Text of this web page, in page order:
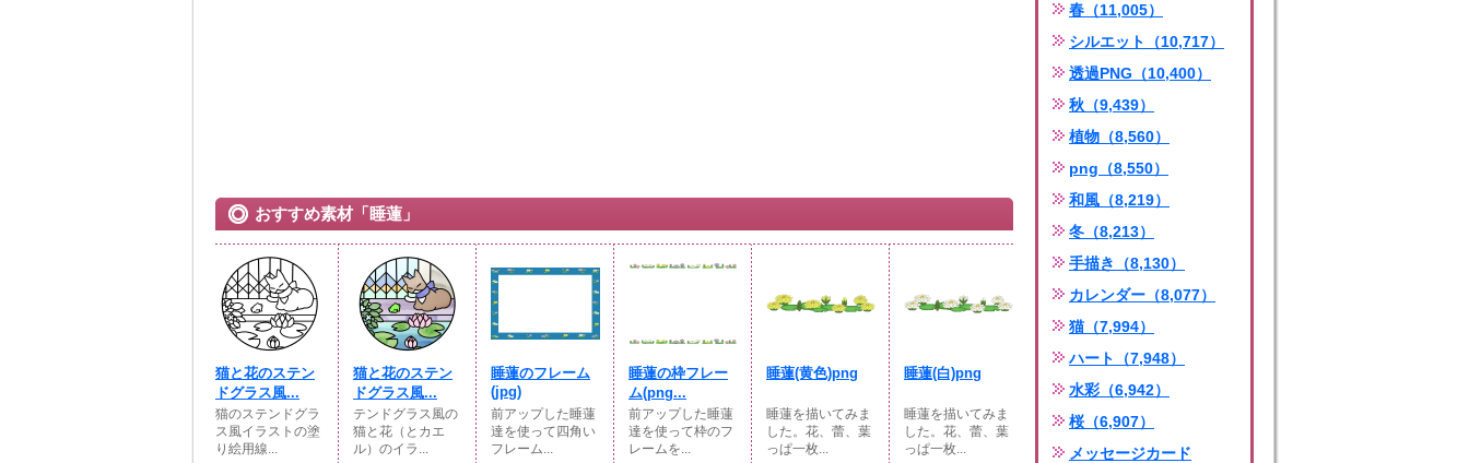
おすすめ素材「睡蓮」
猫と花のステン
ドグラス風...
猫のステンドグラ
ス風イラストの塗
り絵用線...
猫と花のステン
ドグラス風...
テンドグラス風の
猫と花（とカエ
ル）のイラ...
睡蓮のフレーム
(jpg)
前アップした睡蓮
達を使って四角い
フレーム...
睡蓮の枠フレー
ム(png...
前アップした睡蓮
達を使って枠のフ
レームを...
睡蓮(黄色)png
睡蓮を描いてみま
した。花、蕾、葉
っぱ一枚...
睡蓮(白)png
睡蓮を描いてみま
した。花、蕾、葉
っぱ一枚...
春（11,005）
シルエット（10,717）
透過PNG（10,400）
秋（9,439）
植物（8,560）
png（8,550）
和風（8,219）
冬（8,213）
手描き（8,130）
カレンダー（8,077）
猫（7,994）
ハート（7,948）
水彩（6,942）
桜（6,907）
メッセージカード